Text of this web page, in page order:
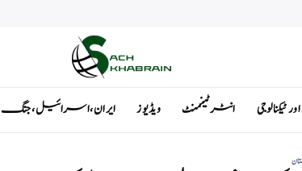
انٹرٹینمنٹ ویڈیوز ایران ، اسرائیل ، جنگ